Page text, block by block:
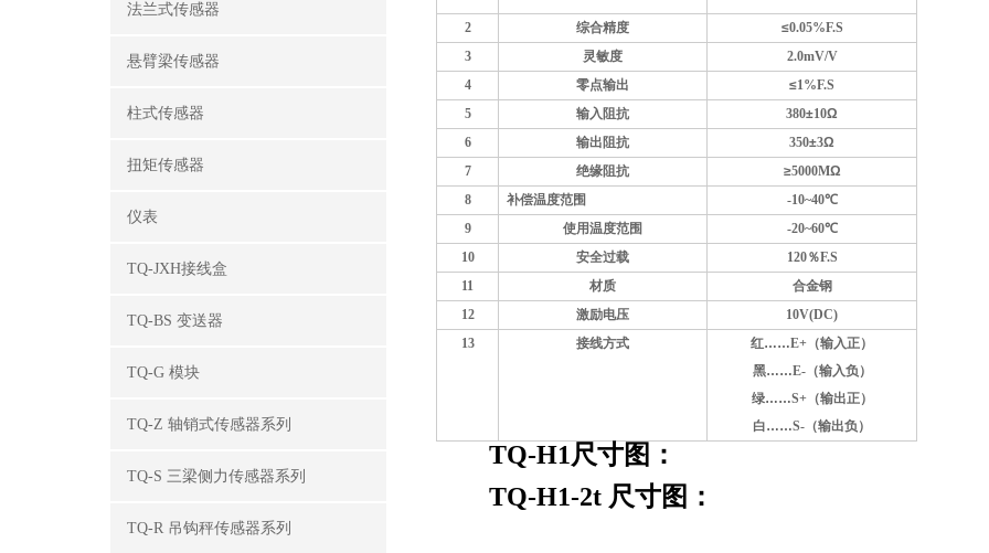
法兰式传感器
悬臂梁传感器
柱式传感器
扭矩传感器
仪表
TQ-JXH接线盒
TQ-BS 变送器
TQ-G 模块
TQ-Z 轴销式传感器系列
TQ-S 三梁侧力传感器系列
TQ-R 吊钩秤传感器系列
2 综合精度 ≤0.05%F.S
3
灵敏度
2.0mV/V
4
零点输出 ≤1%F.S
5
输入阻抗 380±10Ω
6
输出阻抗 350±3Ω
7
绝缘阻抗 ≥5000MΩ
8
补偿温度范围 -10~40℃
9
使用温度范围 -20~60℃
10
安全过载 120％F.S
11
材质
合金钢
12
激励电压
10V(DC)
13
接线方式 红……E+ （输入正）
黑……E-（输入负）
绿……S+（输出正）
白……S- （输出负）
TQ-H1尺寸图：
TQ-H1-2t 尺寸图：